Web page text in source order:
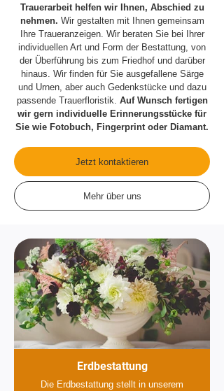
Trauerarbeit helfen wir Ihnen, Abschied zu
nehmen. Wir gestalten mit Ihnen gemeinsam
Ihre Traueranzeigen. Wir beraten Sie bei Ihrer
individuellen Art und Form der Bestattung, von
der Überführung bis zum Friedhof und darüber
hinaus. Wir finden für Sie ausgefallene Särge
und Urnen, aber auch Gedenkstücke und dazu
passende Trauerfloristik. Auf Wunsch fertigen
wir gern individuelle Erinnerungsstücke für
Sie wie Fotobuch, Fingerprint oder Diamant.
Jetzt kontaktieren
Mehr über uns
Erdbestattung
Die Erdbestattung stellt in unserem